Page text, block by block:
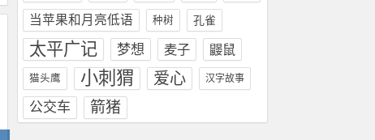
当苹果和月亮低语 种树 孔雀
太平广记 梦想 麦子 鼹鼠
猫头鹰 小刺猬 爱心 汉字故事
公交车 箭猪